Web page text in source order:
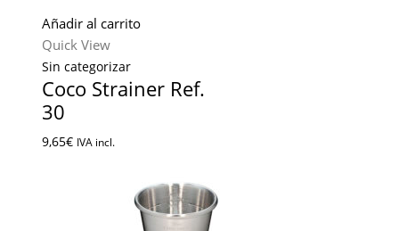
Añadir al carrito
Quick View
Sin categorizar
Coco Strainer Ref.
30
9,65€ IVA incl.